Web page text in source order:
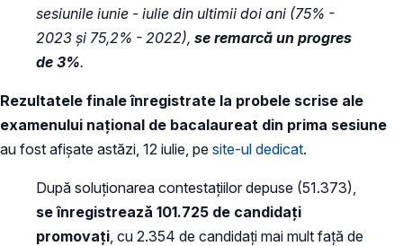
sesiunile iunie - iulie din ultimii doi ani (75% -
2023 și 75,2% - 2022), se remarcă un progres
de 3%.
Rezultatele finale înregistrate la probele scrise ale
examenului național de bacalaureat din prima sesiune
au fost afișate astăzi, 12 iulie, pe site-ul dedicat.
După soluționarea contestațiilor depuse (51.373),
se înregistrează 101.725 de candidați
promovați , cu 2.354 de candidați mai mult față de